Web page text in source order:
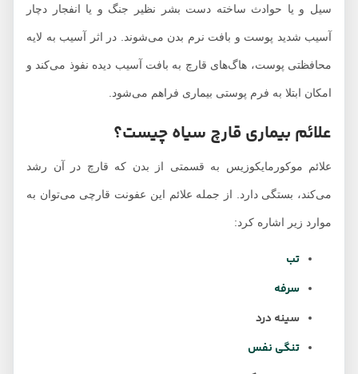
سیل و یا حوادث ساخته دست بشر نظیر جنگ و یا انفجار دچار
آسیب شدید پوست و بافت نرم بدن می‌شوند. در اثر آسیب به لایه
محافظتی پوست، هاگ‌های قارچ به بافت آسیب دیده نفوذ می‌کند و
امکان ابتلا به فرم پوستی بیماری فراهم می‌شود.
علائم بیماری قارچ سیاه چیست؟
علائم موکورمایکوزیس به قسمتی از بدن که قارچ در آن رشد
می‌کند، بستگی دارد. از جمله علائم این عفونت قارچی می‌توان به
موارد زیر اشاره کرد:
تب
سرفه
سینه درد
تنگی نفس